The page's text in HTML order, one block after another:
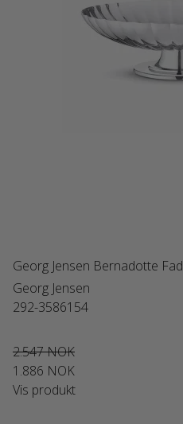
Georg Jensen Bernadotte Fad
Georg Jensen
292-3586154
2.547 NOK
1.886 NOK
Vis produkt